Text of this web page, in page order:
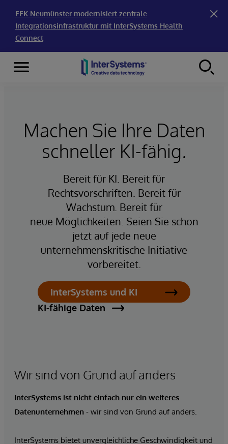
FEK Neumünster modernisiert zentrale
Integrationsinfrastruktur mit InterSystems Health
Connect
Skip to content
Menu
Machen Sie Ihre Daten
schneller KI-fähig.
Bereit für KI. Bereit für
Rechtsvorschriften. Bereit für
Wachstum. Bereit für
neue Möglichkeiten. Seien Sie schon
jetzt auf jede neue
unternehmenskritische Initiative
vorbereitet.
InterSystems und KI
KI-fähige Daten
Wir sind von Grund auf anders
InterSystems ist nicht einfach nur ein weiteres
Datenunternehmen - wir sind von Grund auf anders.
InterSystems bietet unvergleichliche Geschwindigkeit und